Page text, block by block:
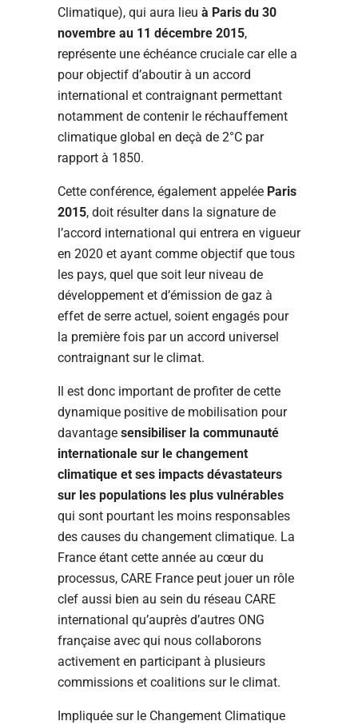
Climatique), qui aura lieu à Paris du 30
novembre au 11 décembre 2015,
représente une échéance cruciale car elle a
pour objectif d’aboutir à un accord
international et contraignant permettant
notamment de contenir le réchauffement
climatique global en deçà de 2°C par
rapport à 1850.
Cette conférence, également appelée Paris
2015, doit résulter dans la signature de
l’accord international qui entrera en vigueur
en 2020 et ayant comme objectif que tous
les pays, quel que soit leur niveau de
développement et d’émission de gaz à
effet de serre actuel, soient engagés pour
la première fois par un accord universel
contraignant sur le climat.
Il est donc important de profiter de cette
dynamique positive de mobilisation pour
davantage sensibiliser la communauté
internationale sur le changement
climatique et ses impacts dévastateurs
sur les populations les plus vulnérables
qui sont pourtant les moins responsables
des causes du changement climatique. La
France étant cette année au cœur du
processus, CARE France peut jouer un rôle
clef aussi bien au sein du réseau CARE
international qu’auprès d’autres ONG
française avec qui nous collaborons
activement en participant à plusieurs
commissions et coalitions sur le climat.
Impliquée sur le Changement Climatique